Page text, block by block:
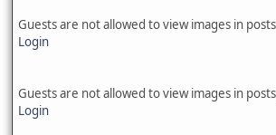
Guests are not allowed to view images in
Login
Guests are not allowed to view images in
Login